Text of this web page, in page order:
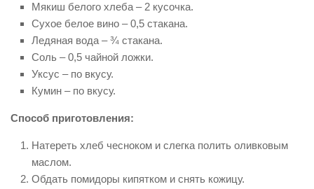
Мякиш белого хлеба – 2 кусочка.
Сухое белое вино – 0,5 стакана.
Ледяная вода – ¾ стакана.
Соль – 0,5 чайной ложки.
Уксус – по вкусу.
Кумин – по вкусу.
Способ приготовления:
Натереть хлеб чесноком и слегка полить оливковым
маслом.
Обдать помидоры кипятком и снять кожицу.